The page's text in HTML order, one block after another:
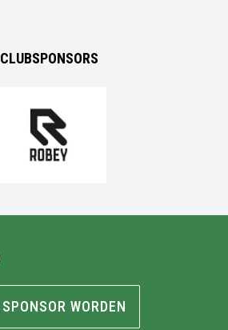
CLUBSPONSORS
SPONSOR WORDEN